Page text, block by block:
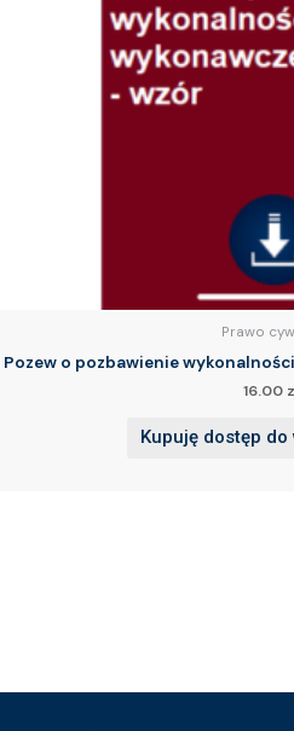
Prawo
Pozew o pozbawienie
16.00
Kupuję dostęp